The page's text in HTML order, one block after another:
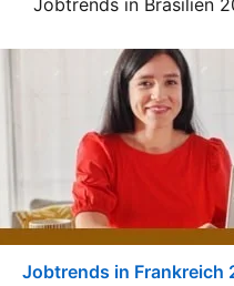
Jobtrends in Frankreich